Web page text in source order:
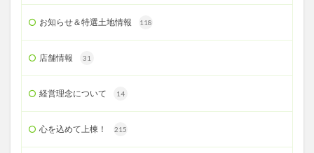
お知らせ＆特選土地情報 118
店舗情報 31
経営理念について 14
心を込めて上棟！ 215